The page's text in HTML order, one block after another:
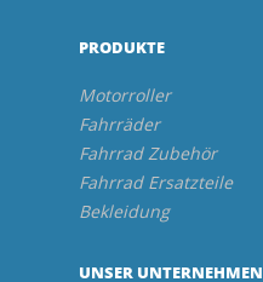
PRODUKTE
Motorroller
Fahrräder
Fahrrad Zubehör
Fahrrad Ersatzteile
Bekleidung
UNSER UNTERNEHMEN